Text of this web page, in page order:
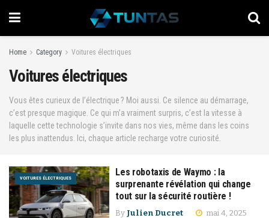
Home Category Voitures électriques
Voitures électriques
Vous êtes curieux de l’électrique ? Moi aussi. Ce silence au démarrage,
c’est presque magique. Ce qui m’a vraiment surpris, c’est la vitesse à
laquelle cette technologie s’invite dans nos vies, même dans les coins
les plus inattendus. Ici, chaque article recharge votre curiosité.
VOITURES ÉLECTRIQUES
Les robotaxis de Waymo : la
surprenante révélation qui change
tout sur la sécurité routière !
By Julien Ducret mai 4, 2025